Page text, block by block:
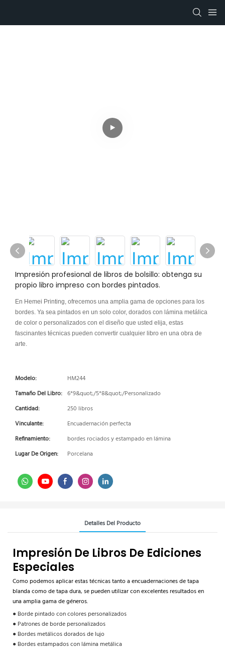
Impresión profesional de libros de bolsillo: obtenga su
propio libro impreso con bordes pintados.
En Hemei Printing, ofrecemos una amplia gama de opciones para los
bordes. Ya sea pintados en un solo color, dorados con lámina metálica
de color o personalizados con el diseño que usted elija, estas
fascinantes técnicas pueden convertir cualquier libro en una obra de
arte.
Modelo:
HM244
Tamaño Del Libro: 6*9&quot;/5*8&quot;/Personalizado
Cantidad:
250 libros
Vinculante:
Encuadernación perfecta
Refinamiento:
bordes rociados y estampado en lámina
Lugar De Origen:
Porcelana
Detalles Del Producto
Impresión De Libros De Ediciones
Especiales
Como podemos aplicar estas técnicas tanto a encuadernaciones de tapa
blanda como de tapa dura, se pueden utilizar con excelentes resultados en
una amplia gama de géneros.
● Borde pintado con colores personalizados
● Patrones de borde personalizados
● Bordes metálicos dorados de lujo
● Bordes estampados con lámina metálica